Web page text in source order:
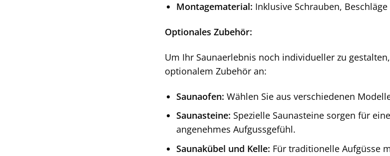
Montagematerial: Inklusive Schrauben,
Optionales Zubehör:
Um Ihr Saunaerlebnis noch individueller zu
optionalem Zubehör an:
Saunaofen: Wählen Sie aus verschiedenen
Saunasteine: Spezielle Saunasteine sorgen für
angenehmes Aufgussgefühl.
Saunakübel und Kelle: Für traditionelle Aufgüsse